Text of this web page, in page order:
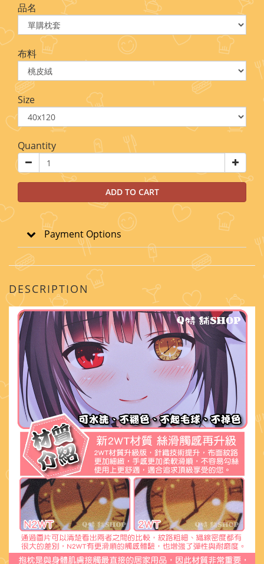
品名
布料
Size
Quantity
ADD TO CART
Payment Options
DESCRIPTION